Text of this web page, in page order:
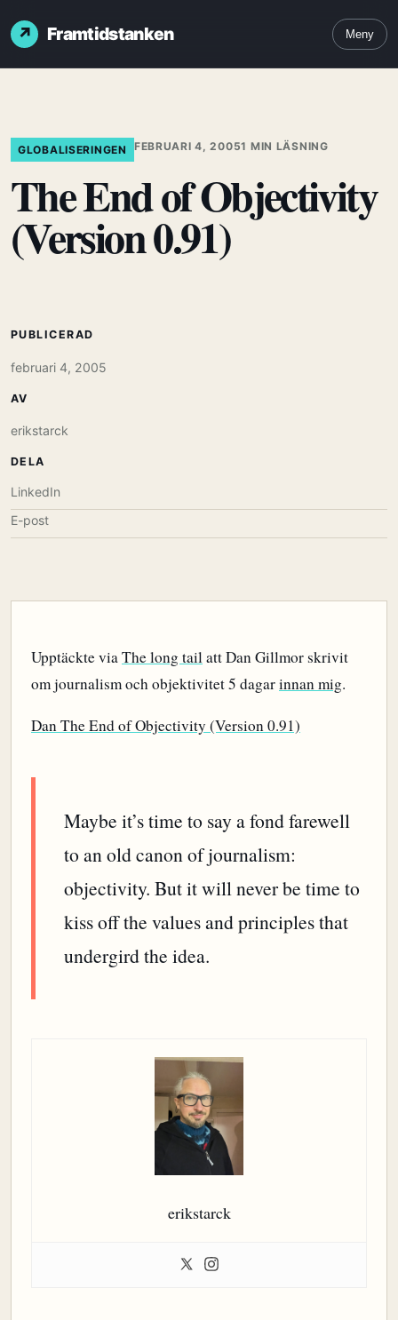
Framtidstanken Meny
GLOBALISERINGEN FEBRUARI 4, 20051 MIN LÄSNING
The End of Objectivity
(Version 0.91)
Upptäckte viaThe long tail att Dan Gillmor skrivit
om journalism och objektivitet 5 dagarinnan mig.
Dan The End of Objectivity (Version 0.91)
Maybe it’s time to say a fond farewell
to an old canon of journalism:
objectivity. But it will never be time to
kiss off the values and principles that
undergird the idea.
erikstarck
PUBLICERAD
februari 4, 2005
AV
erikstarck
DELA
LinkedIn
E-post